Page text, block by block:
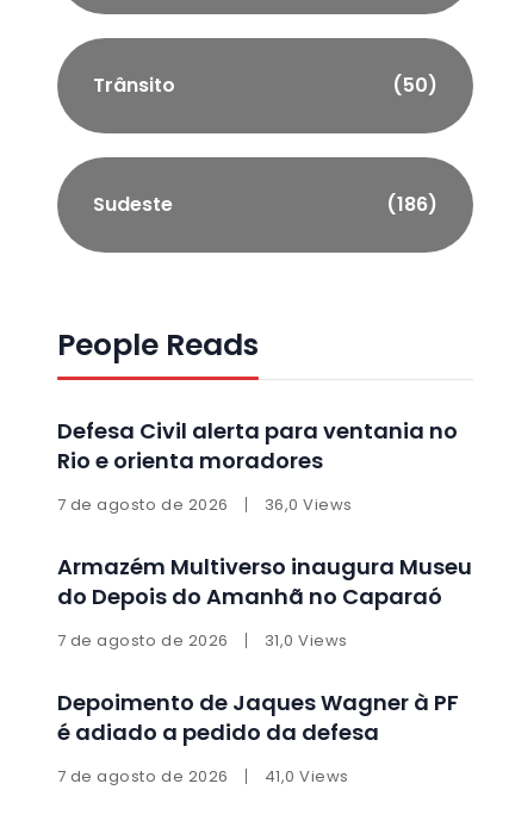
Trânsito (50)
Sudeste (186)
People Reads
Defesa Civil alerta para ventania no
Rio e orienta moradores
7 de agosto de 2026 36,0 Views
Armazém Multiverso inaugura Museu
do Depois do Amanhã no Caparaó
7 de agosto de 2026 31,0 Views
Depoimento de Jaques Wagner à PF
é adiado a pedido da defesa
7 de agosto de 2026 41,0 Views